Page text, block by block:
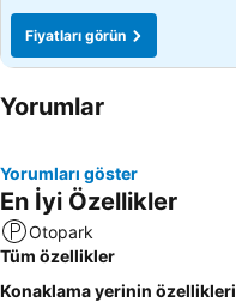
Fiyatları görün
Yorumlar
Yorumları göster
En İyi Özellikler
Otopark
Tüm özellikler
Konaklama yerinin özellikleri